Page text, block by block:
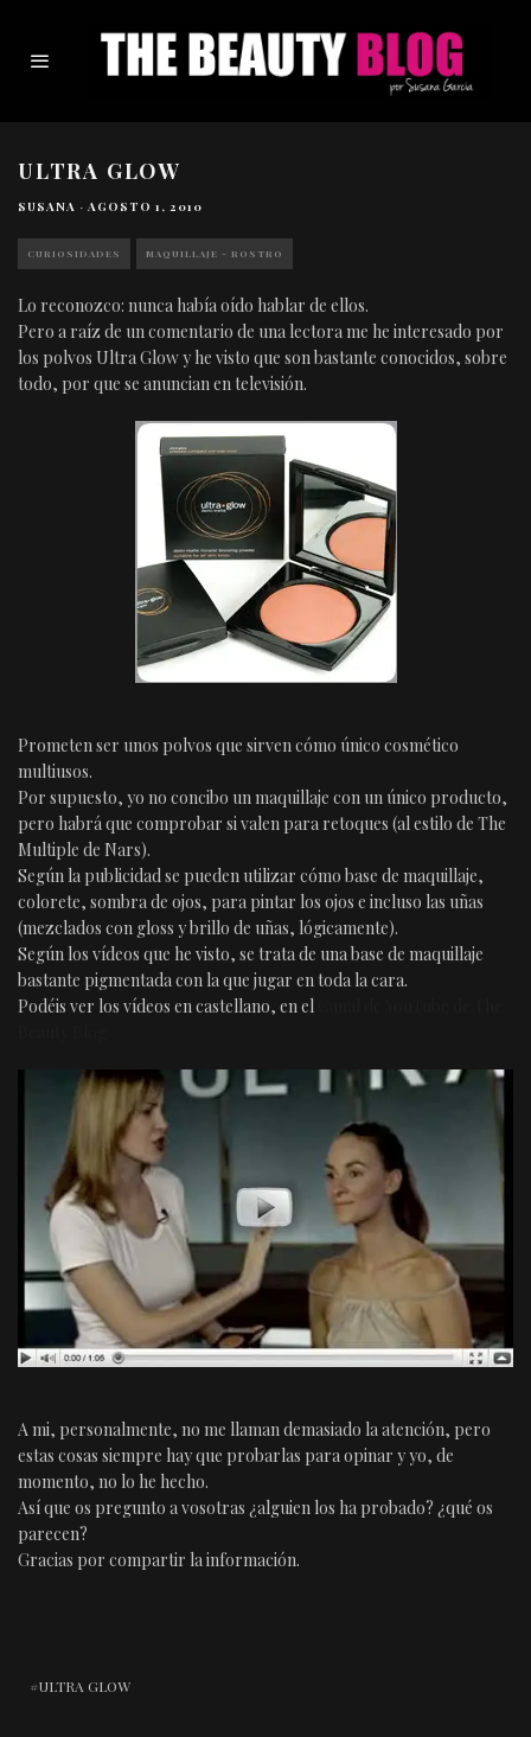
ULTRA GLOW
SUSANA · AGOSTO 1, 2010
CURIOSIDADES MAQUILLAJE - ROSTRO
Lo reconozco: nunca había oído hablar de ellos.
Pero a raíz de un comentario de una lectora me he interesado por
los polvos Ultra Glow y he visto que son bastante conocidos, sobre
todo, por que se anuncian en televisión.
Prometen ser unos polvos que sirven cómo único cosmético
multiusos.
Por supuesto, yo no concibo un maquillaje con un único producto,
pero habrá que comprobar si valen para retoques (al estilo de The
Multiple de Nars).
Según la publicidad se pueden utilizar cómo base de maquillaje,
colorete, sombra de ojos, para pintar los ojos e incluso las uñas
(mezclados con gloss y brillo de uñas, lógicamente).
Según los vídeos que he visto, se trata de una base de maquillaje
bastante pigmentada con la que jugar en toda la cara.
Podéis ver los vídeos en castellano, en el
A mi, personalmente, no me llaman demasiado la atención, pero
estas cosas siempre hay que probarlas para opinar y yo, de
momento, no lo he hecho.
Así que os pregunto a vosotras ¿alguien los ha probado? ¿qué os
parecen?
Gracias por compartir la información.
ULTRA GLOW